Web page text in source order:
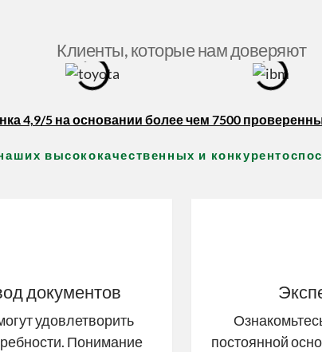
Клиенты, которые нам доверяют
4,9/5 на основании более чем 7500
высококачественных и
документов
удовлетворить
Понимание
постоянной